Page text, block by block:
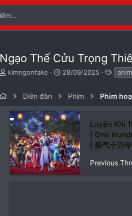
Ngạo Thế Cửu Trọng
T
a
d
s
a
e
kimngonfake
N
g
ử
i
28/09/2025
ừ
h
ó
Diễn đàn Phim Phim
Luyện Khí
| One
| 炼气十万年
Previous